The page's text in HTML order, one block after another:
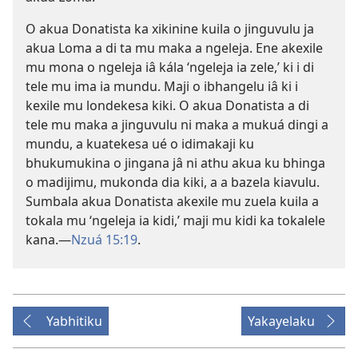
O akua Donatista ka xikinine kuila o jinguvulu ja
akua Loma a di ta mu maka a ngeleja. Ene akexile
mu mona o ngeleja iâ kála ‘ngeleja ia zele,’ ki i di
tele mu ima ia mundu. Maji o ibhangelu iâ ki i
kexile mu londekesa kiki. O akua Donatista a di
tele mu maka a jinguvulu ni maka a mukuá dingi a
mundu, a kuatekesa ué o idimakaji ku
bhukumukina o jingana jâ ni athu akua ku bhinga
o madijimu, mukonda dia kiki, a a bazela kiavulu.
Sumbala akua Donatista akexile mu zuela kuila a
tokala mu ‘ngeleja ia kidi,’ maji mu kidi ka tokalele
kana.—Nzuá 15:19.
Yabhitiku Yakayelaku